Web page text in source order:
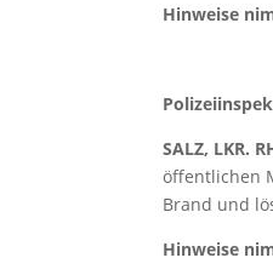
Hinweise
SALZ, LKR.
öffentlichen
Brand und
Hinweise